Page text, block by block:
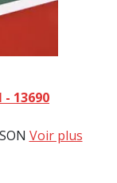
- 13690
Voir plus